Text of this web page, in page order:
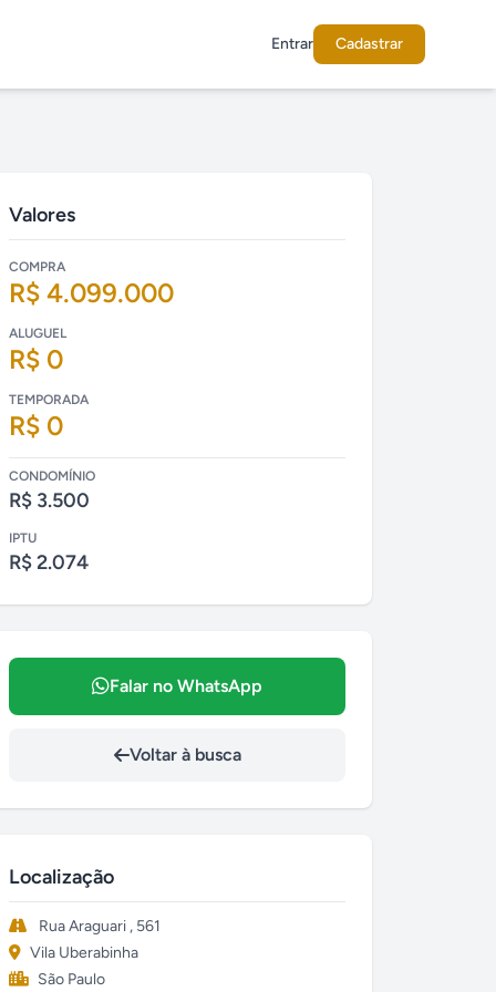
Entrar Cadastrar
Valores
COMPRA
R$ 4.099.000
ALUGUEL
R$ 0
TEMPORADA
R$ 0
CONDOMÍNIO
R$ 3.500
IPTU
R$ 2.074
Falar no WhatsApp
Voltar à busca
Localização
Rua Araguari , 561
Vila Uberabinha
São Paulo